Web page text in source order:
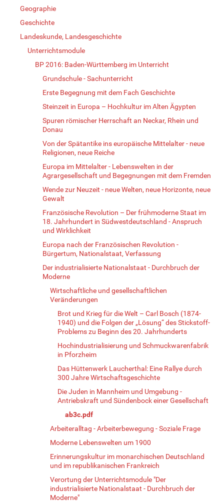
Geographie
Geschichte
Landeskunde, Landesgeschichte
Unterrichtsmodule
BP 2016: Baden-Württemberg im Unterricht
Grundschule - Sachunterricht
Erste Begegnung mit dem Fach Geschichte
Steinzeit in Europa – Hochkultur im Alten Ägypten
Spuren römischer Herrschaft an Neckar, Rhein und
Donau
Von der Spätantike ins europäische Mittelalter - neue
Religionen, neue Reiche
Europa im Mittelalter - Lebenswelten in der
Agrargesellschaft und Begegnungen mit dem Fremden
Wende zur Neuzeit - neue Welten, neue Horizonte, neue
Gewalt
Französische Revolution – Der frühmoderne Staat im
18. Jahrhundert in Südwestdeutschland - Anspruch
und Wirklichkeit
Europa nach der Französischen Revolution -
Bürgertum, Nationalstaat, Verfassung
Der industrialisierte Nationalstaat - Durchbruch der
Moderne
Wirtschaftliche und gesellschaftlichen
Veränderungen
Brot und Krieg für die Welt – Carl Bosch (1874-
1940) und die Folgen der „Lösung“ des Stickstoff-
Problems zu Beginn des 20. Jahrhunderts
Hochindustrialisierung und Schmuckwarenfabrik
in Pforzheim
Das Hüttenwerk Laucherthal: Eine Rallye durch
300 Jahre Wirtschaftsgeschichte
Die Juden in Mannheim und Umgebung -
Antriebskraft und Sündenbock einer Gesellschaft
ab3c.pdf
Arbeiteralltag - Arbeiterbewegung - Soziale Frage
Moderne Lebenswelten um 1900
Erinnerungskultur im monarchischen Deutschland
und im republikanischen Frankreich
Verortung der Unterrichtsmodule "Der
industrialisierte Nationalstaat - Durchbruch der
Moderne"